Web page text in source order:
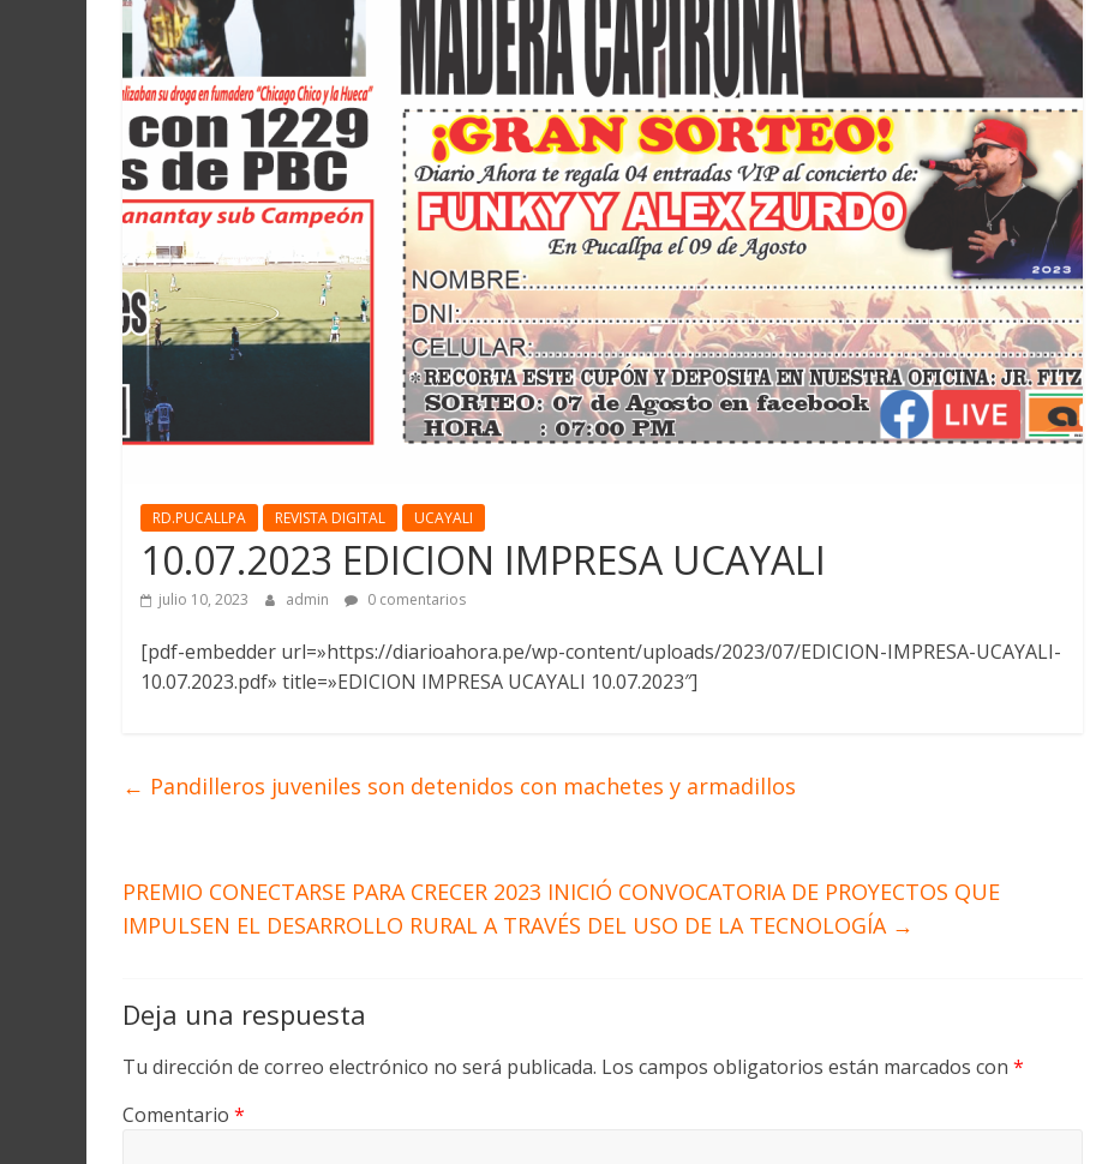
RD.PUCALLPA REVISTA DIGITAL UCAYALI
10.07.2023 EDICION IMPRESA UCAYALI
julio 10, 2023 admin 0 comentarios
[pdf-embedder url=»https://diarioahora.pe/wp-content/uploads/2023/07/EDICION-IMPRESA-UCAYALI-
10.07.2023.pdf» title=»EDICION IMPRESA UCAYALI 10.07.2023″]
← Pandilleros juveniles son detenidos con machetes y armadillos
PREMIO CONECTARSE PARA CRECER 2023 INICIÓ CONVOCATORIA DE PROYECTOS QUE
IMPULSEN EL DESARROLLO RURAL A TRAVÉS DEL USO DE LA TECNOLOGÍA →
Deja una respuesta
Tu dirección de correo electrónico no será publicada. Los campos obligatorios están marcados con *
Comentario *